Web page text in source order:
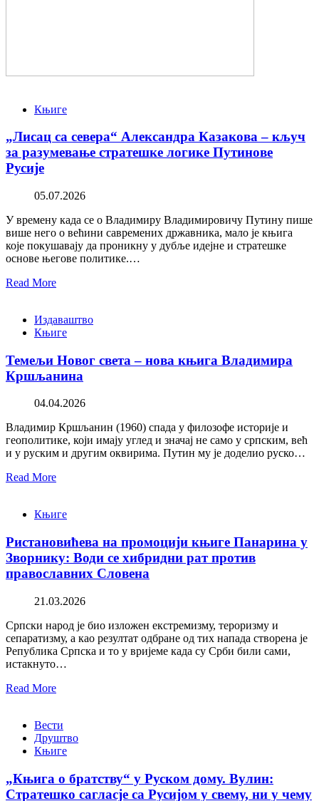
Књиге
„Лисац са севера“ Александра Казакова – кључ
за разумевање стратешке логике Путинове
Русије
05.07.2026
У времену када се о Владимиру Владимировичу Путину пише
више него о већини савремених државника, мало је књига
које покушавају да проникну у дубље идејне и стратешке
основе његове политике.…
Read More
Издаваштво
Књиге
Темељи Новог света – нова књига Владимира
Кршљанина
04.04.2026
Владимир Кршљанин (1960) спада у филозофе историје и
геополитике, који имају углед и значај не само у српским, већ
и у руским и другим оквирима. Путин му је доделио руско…
Read More
Књиге
Ристановићева на промоцији књиге Панарина у
Зворнику: Води се хибридни рат против
православних Словена
21.03.2026
Српски народ је био изложен екстремизму, тероризму и
сепаратизму, а као резултат одбране од тих напада створена је
Република Српска и то у вријеме када су Срби били сами,
истакнуто…
Read More
Вести
Друштво
Књиге
„Књига о братству“ у Руском дому. Вулин:
Стратешко сагласје са Русијом у свему, ни у чему